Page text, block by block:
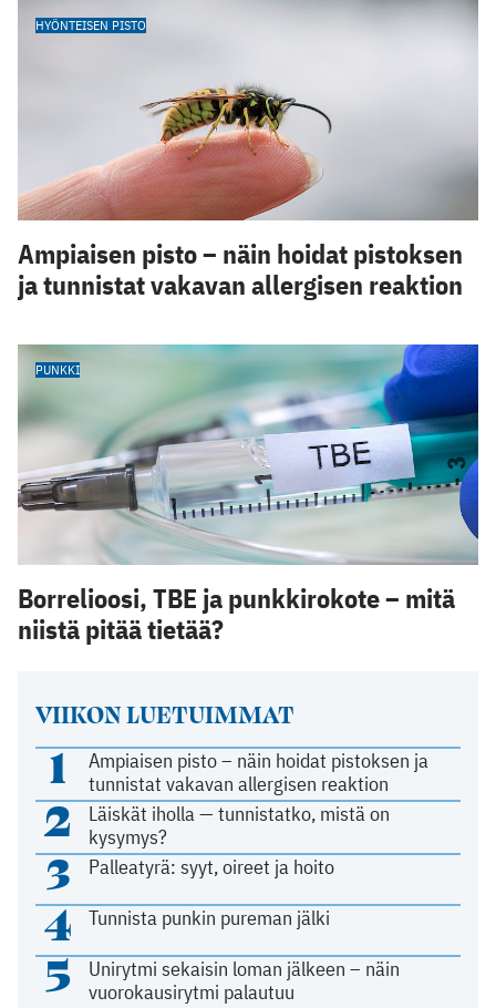
VIIKON LUETUIMMAT
1
Ampiaisen pisto – näin hoidat pistoksen ja
tunnistat vakavan allergisen reaktion
2
Läiskät iholla — tunnistatko, mistä on
kysymys?
3 Palleatyrä: syyt, oireet ja hoito
4 Tunnista punkin pureman jälki
5
Unirytmi sekaisin loman jälkeen – näin
vuorokausirytmi palautuu
HYÖNTEISEN PISTO
Ampiaisen pisto – näin hoidat pistoksen
ja tunnistat vakavan allergisen reaktion
PUNKKI
Borrelioosi, TBE ja punkkirokote – mitä
niistä pitää tietää?